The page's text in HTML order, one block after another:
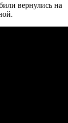
вернулись на